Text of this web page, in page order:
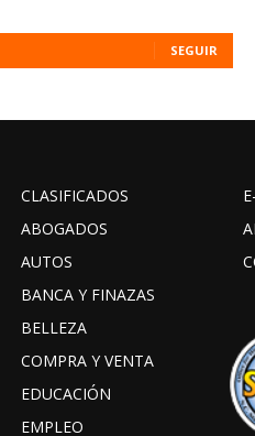
SEGUIR
CLASIFICADOS
ABOGADOS
AUTOS
BANCA Y FINAZAS
BELLEZA
COMPRA Y VENTA
EDUCACIÓN
EMPLEO